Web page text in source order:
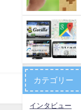
カテゴリー
インタビュー